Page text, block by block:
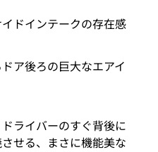
ドインテークの存在感
ア後ろの巨大なエアイ
ライバーのすぐ背後に
せる、まさに機能美な